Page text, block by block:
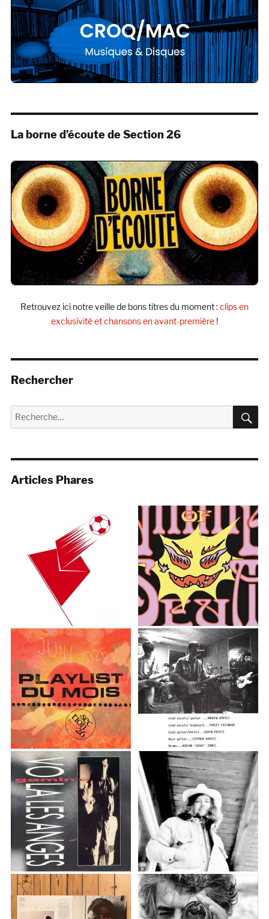
La borne d’écoute de Section 26
Retrouvez ici notre veille de bons titres du moment :clips en
exclusivité et chansons en avant-première !
Rechercher
Recherche
pour :
Articles Phares